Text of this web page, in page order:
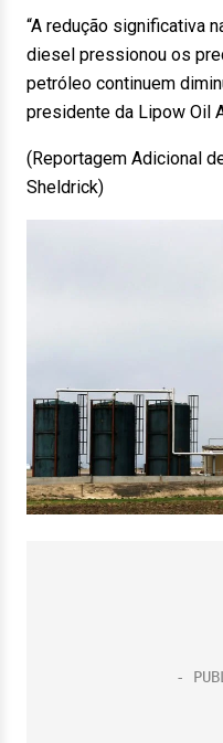
“A redução significativa
diesel pressionou os
petróleo continuem
presidente da Lipow Oil
(Reportagem Adicional
Sheldrick)